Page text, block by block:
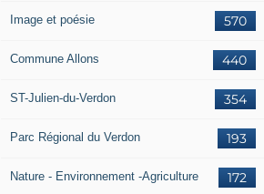
570
Image et poésie
440
Commune Allons
354
ST-Julien-du-Verdon
193
Parc Régional du Verdon
172
Nature - Environnement -Agriculture